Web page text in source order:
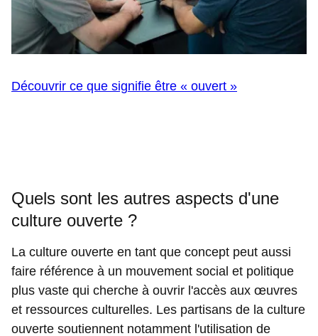
Découvrir ce que signifie être « ouvert »
Quels sont les autres aspects d'une
culture ouverte ?
La culture ouverte en tant que concept peut aussi
faire référence à un mouvement social et politique
plus vaste qui cherche à ouvrir l'accès aux œuvres
et ressources culturelles. Les partisans de la culture
ouverte soutiennent notamment l'utilisation de